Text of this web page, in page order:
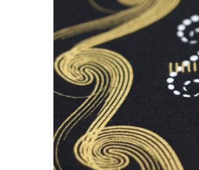
Haine dacice
Simboluri tradiționale
reinterpretate
Tricouri cu mesaje de bine
Tricouri de poveste
Colecții speciale
Tricouri Andra
Colecția Cucuteni Neamț